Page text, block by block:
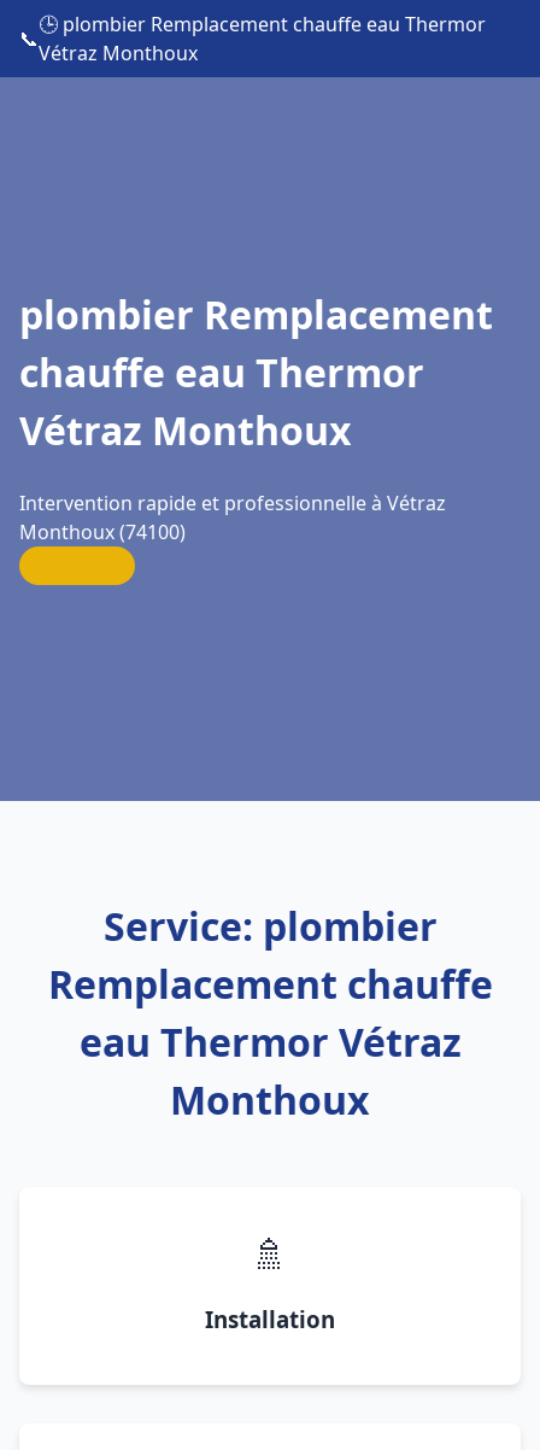
📞
🕒 plombier Remplacement chauffe eau Thermor
Vétraz Monthoux
plombier Remplacement
chauffe eau Thermor
Vétraz Monthoux
Intervention rapide et professionnelle à Vétraz
Monthoux (74100)
Service: plombier
Remplacement chauffe
eau Thermor Vétraz
Monthoux
🚿
Installation